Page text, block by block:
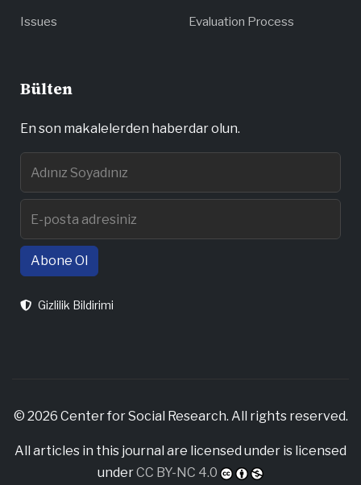
Issues
Evaluation Process
Bülten
En son makalelerden haberdar olun.
Abone Ol
Gizlilik Bildirimi
© 2026 Center for Social Research. All rights reserved.
All articles in this journal are licensed under is licensed
underCC BY-NC 4.0